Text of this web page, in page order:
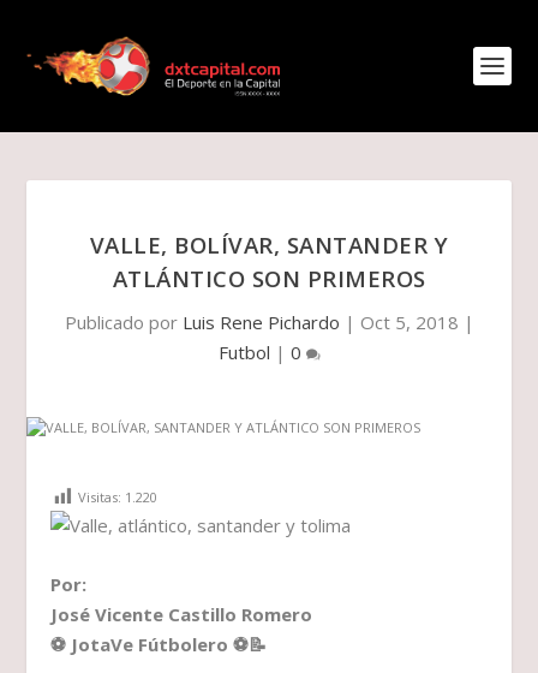
VALLE, BOLÍVAR, SANTANDER Y
ATLÁNTICO SON PRIMEROS
Publicado por Luis Rene Pichardo | Oct 5, 2018 |
Futbol | 0
Visitas: 1.220
Por:
José Vicente Castillo Romero
⚽ JotaVe Fútbolero⚽📝